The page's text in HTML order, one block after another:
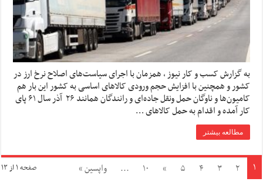
به گزارش کسب و کار نیوز ، همزمان با اجرای سیاست‌های اصلاح نرخ ارز در
کشور و همچنین با افزایش حجم ورودی کالا‌های اساسی به کشور این بار هم
کامیون‌ها و ناوگان حمل ونقل جاده‌ای و رانندگان همانند ۲۶ آذر سال ۶۱ پای
کار آمده و اقدام به حمل کالا‌های …
مطالعه بیشتر
صفحه ۱ از ۱۳ ۱ ۲ ۳ ۴ ۵ » ۱۰ ... واپسین »